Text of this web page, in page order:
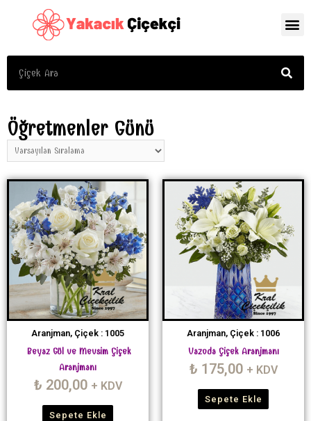
Öğretmenler Günü
Aranjman, Çiçek : 1005
Beyaz Gül ve Mevsim Çiçek
Aranjmanı
₺ 200,00 + KDV
Sepete Ekle
Aranjman, Çiçek : 1006
Vazoda Çiçek Aranjmanı
₺ 175,00 + KDV
Sepete Ekle